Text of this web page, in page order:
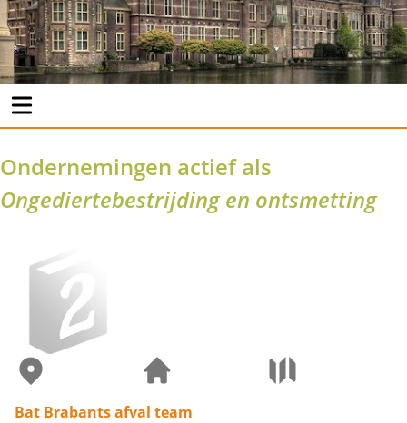
Ondernemingen actief als
Ongediertebestrijding en ontsmetting
Bat Brabants afval team